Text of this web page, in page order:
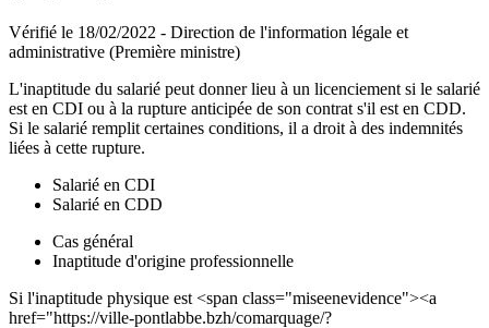
Vérifié le 18/02/2022 - Direction de l'information légale et
administrative (Première ministre)
L'inaptitude du salarié peut donner lieu à un licenciement si le salarié
est en CDI ou à la rupture anticipée de son contrat s'il est en CDD.
Si le salarié remplit certaines conditions, il a droit à des indemnités
liées à cette rupture.
Salarié en CDI
Salarié en CDD
Cas général
Inaptitude d'origine professionnelle
Si l'inaptitude physique est <span class="miseenevidence"><a
href="https://ville-pontlabbe.bzh/comarquage/?